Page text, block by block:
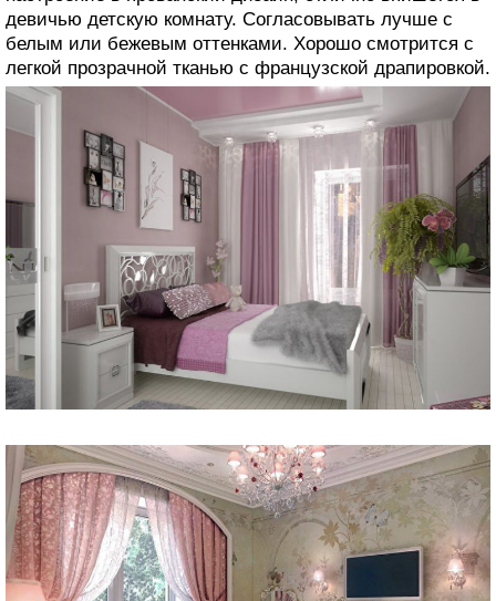
девичью детскую комнату. Согласовывать лучше с
белым или бежевым оттенками. Хорошо смотрится с
легкой прозрачной тканью с французской драпировкой.